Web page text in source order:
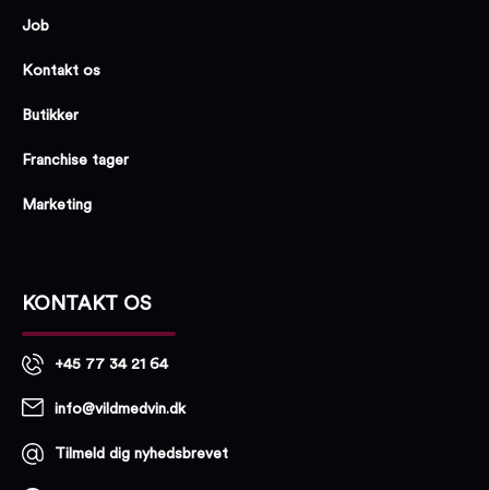
Job
Kontakt os
Butikker
Franchise tager
Marketing
KONTAKT OS
+45 77 34 21 64
info@vildmedvin.dk
Tilmeld dig nyhedsbrevet